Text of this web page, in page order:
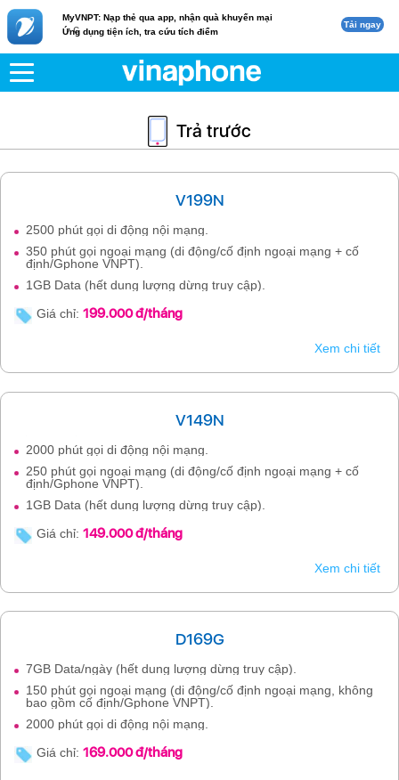
MyVNPT: Nạp thẻ qua app, nhận quà khuyến mại
Ứng dụng tiện ích, tra cứu tích điểm
c Tải ngay
Trả trước
V199N
2500 phút gọi di động nội mạng.
350 phút gọi ngoại mạng (di động/cố định ngoại mạng + cố
định/Gphone VNPT).
1GB Data (hết dung lượng dừng truy cập).
Giá chỉ: 199.000 đ/tháng
Xem chi tiết
V149N
2000 phút gọi di động nội mạng.
250 phút gọi ngoại mạng (di động/cố định ngoại mạng + cố
định/Gphone VNPT).
1GB Data (hết dung lượng dừng truy cập).
Giá chỉ: 149.000 đ/tháng
Xem chi tiết
D169G
7GB Data/ngày (hết dung lượng dừng truy cập).
150 phút gọi ngoại mạng (di động/cố định ngoại mạng, không
bao gồm cố định/Gphone VNPT).
2000 phút gọi di động nội mạng.
Giá chỉ: 169.000 đ/tháng